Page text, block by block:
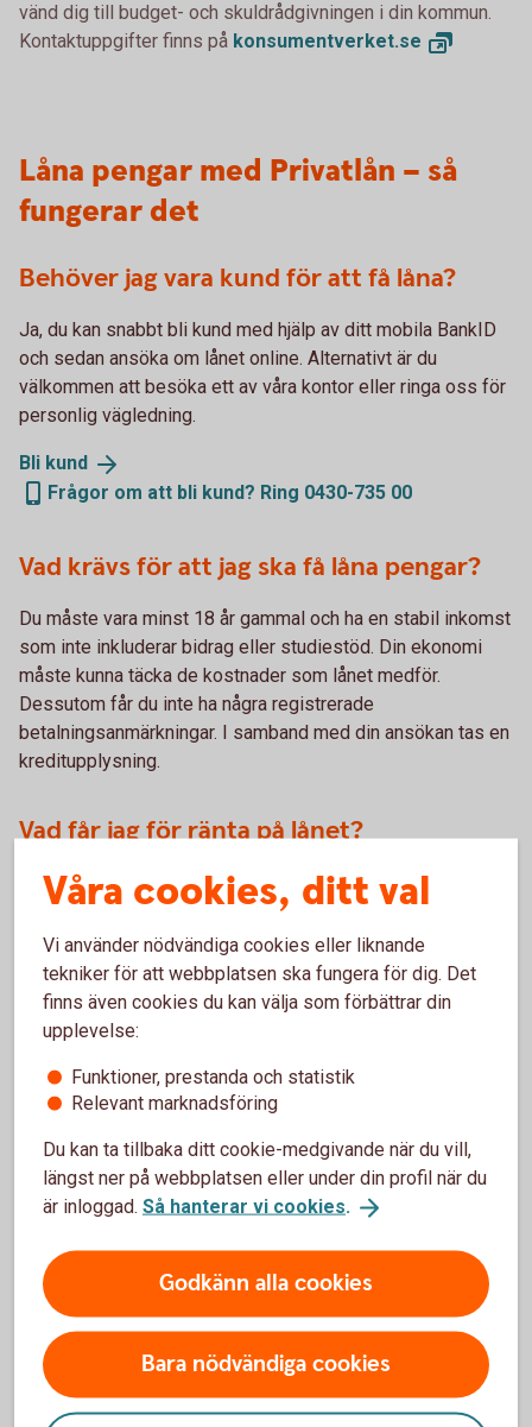
vänd dig till budget- och skuldrådgivningen i din kommun.
Kontaktuppgifter finns på konsumentverket.se
Låna pengar med Privatlån – så
fungerar det
Behöver jag vara kund för att få låna?
Ja, du kan snabbt bli kund med hjälp av ditt mobila BankID
och sedan ansöka om lånet online. Alternativt är du
välkommen att besöka ett av våra kontor eller ringa oss för
personlig vägledning.
Bli kund
Frågor om att bli kund? Ring 0430-735 00
Vad krävs för att jag ska få låna pengar?
Du måste vara minst 18 år gammal och ha en stabil inkomst
som inte inkluderar bidrag eller studiestöd. Din ekonomi
måste kunna täcka de kostnader som lånet medför.
Dessutom får du inte ha några registrerade
betalningsanmärkningar. I samband med din ansökan tas en
kreditupplysning.
Vad får jag för ränta på lånet?
Räntan är rörlig och mellan 5,95 - 16,09 % (senaste
ränteändring 2025-10-03) och sätts individuellt efter dina
ekonomiska förutsättningar.
När får jag mina pengar?
godkänd, kommer pengarna att sättas in på ditt konto direkt
på vardagar innan kl. 18:00.
Kan jag höja mitt befintliga lån?
lösa dina nuvarande lån och krediter.
Höja bolån? Ring 0430-735 00
Hitta ditt
Våra cookies, ditt val
Vi använder nödvändiga cookies eller liknande
tekniker för att webbplatsen ska fungera för dig. Det
finns även cookies du kan välja som förbättrar din
upplevelse:
Funktioner, prestanda och statistik
Relevant marknadsföring
Du kan ta tillbaka ditt cookie-medgivande när du vill,
längst ner på webbplatsen eller under din profil när du
är inloggad. Så hanterar vi cookies.
Godkänn alla cookies
Bara nödvändiga cookies